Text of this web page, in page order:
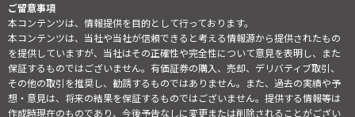
ご留意事項
本コンテンツは、情報提供を目的として行っております。
本コンテンツは、当社や当社が信頼できると考える情報源から提供されたもの
を提供していますが、当社はその正確性や完全性について意見を表明し、また
保証するものではございません。有価証券の購入、売却、デリバティブ取引、
その他の取引を推奨し、勧誘するものではありません。また、過去の実績や予
想・意見は、将来の結果を保証するものではございません。提供する情報等は
作成時現在のものであり、今後予告なしに変更または削除されることがござい